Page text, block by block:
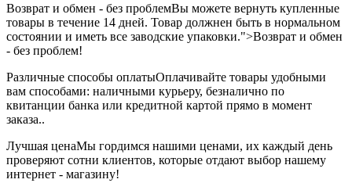
Возврат и обмен - без проблемВы можете вернуть купленные
товары в течение 14 дней. Товар должнен быть в нормальном
состоянии и иметь все заводские упаковки.">Возврат и обмен
- без проблем!
Различные способы оплатыОплачивайте товары удобными
вам способами: наличными курьеру, безналично по
квитанции банка или кредитной картой прямо в момент
заказа..
Лучшая ценаМы гордимся нашими ценами, их каждый день
проверяют сотни клиентов, которые отдают выбор нашему
интернет - магазину!